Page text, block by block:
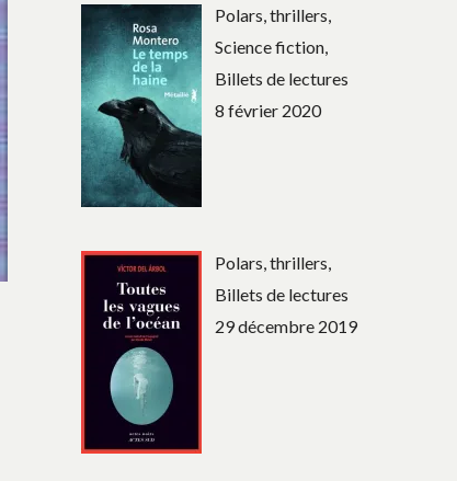
Polars, thrillers,
Science fiction,
Billets de lectures
8 février 2020
Polars, thrillers,
Billets de lectures
29 décembre 2019